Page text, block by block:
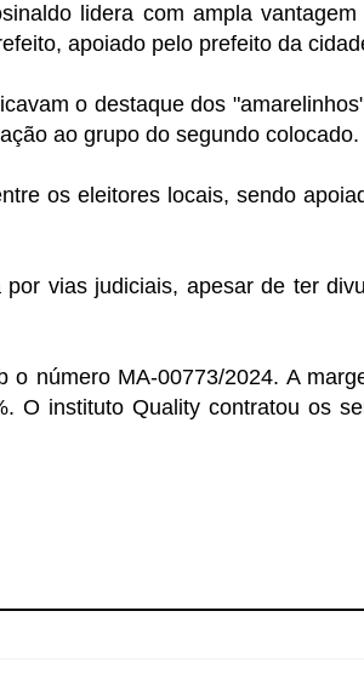
lidera com ampla vantagem
apoiado pelo prefeito da
o destaque dos
ao grupo do segundo colocado.
os eleitores locais, sendo
vias judiciais, apesar de ter
número MA-00773/2024. A
O instituto Quality contratou os